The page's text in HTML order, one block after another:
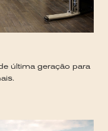
última geração para